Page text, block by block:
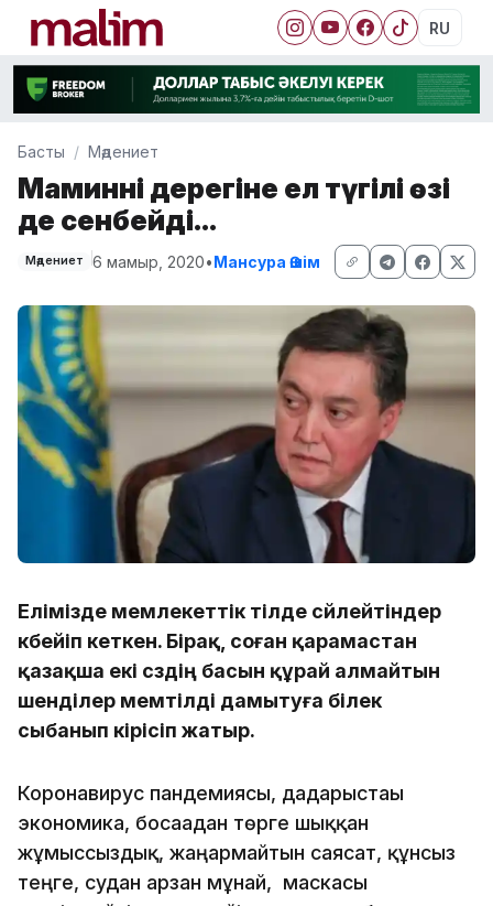
RU
Басты Мәдениет
Маминнің дерегіне ел түгілі өзі
де сенбейді...
Мәдениет 6 мамыр, 2020•Мансура Әшім
Елімізде мемлекеттік тілде сөйлейтіндер
көбейіп кеткен. Бірақ, соған қарамастан
қазақша екі сөздің басын құрай алмайтын
шенділер мемтілді дамытуға білек
сыбанып кірісіп жатыр.
Коронавирус пандемиясы, дағдарыстағы
экономика, босағадан төрге шыққан
жұмыссыздық, жаңармайтын саясат, құнсыз
теңге, судан арзан мұнай, маскасы